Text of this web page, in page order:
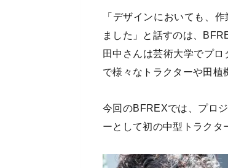
「デザインにおいても、
ました」と話すのは、
田中さんは芸術大学でプ
で様々なトラクターや田植
今回のBFREXでは、プロ
ーとして初の中型トラクタ